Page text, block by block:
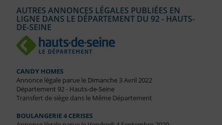
AUTRES ANNONCES LÉGALES PUBLIÉES EN
LIGNE DANS LE DÉPARTEMENT DU 92 - HAUTS-
DE-SEINE
CANDY HOMES
Annonce légale parue le Dimanche 3 Avril 2022
Département 92 - Hauts-de-Seine
Transfert de siège dans le Même Département
BOULANGERIE 4 CERISES